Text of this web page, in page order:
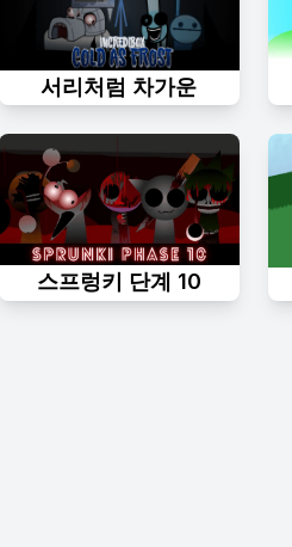
서리처럼 차가운
스프렁키 단계 10